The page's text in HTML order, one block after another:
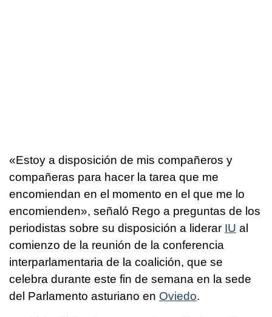
«Estoy a disposición de mis compañeros y
compañeras para hacer la tarea que me
encomiendan en el momento en el que me lo
encomienden», señaló Rego a preguntas de los
periodistas sobre su disposición a liderar IU al
comienzo de la reunión de la conferencia
interparlamentaria de la coalición, que se
celebra durante este fin de semana en la sede
del Parlamento asturiano en Oviedo.